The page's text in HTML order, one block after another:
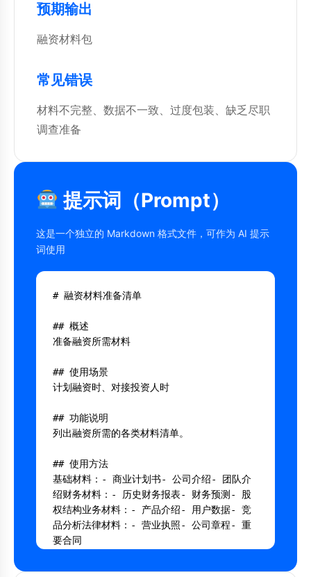
预期输出
融资材料包
常见错误
材料不完整、数据不一致、过度包装、缺乏尽职
调查准备
提示词（Prompt）
这是一个独立的 Markdown 格式文件，可作为 AI 提示
词使用
# 融资材料准备清单
## 概述
准备融资所需材料
## 使用场景
计划融资时、对接投资人时
## 功能说明
列出融资所需的各类材料清单。
## 使用方法
基础材料：- 商业计划书- 公司介绍- 团队介
绍财务材料：- 历史财务报表- 财务预测- 股
权结构业务材料：- 产品介绍- 用户数据- 竞
品分析法律材料：- 营业执照- 公司章程- 重
要合同
---